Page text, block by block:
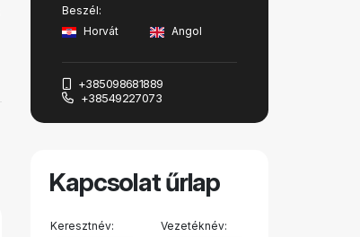
Beszél:
Horvát
Angol
+385098681889
+38549227073
Kapcsolat űrlap
Keresztnév: Vezetéknév: